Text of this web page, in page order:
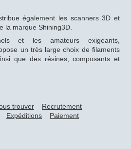
également les scanners 3D et
la marque Shining3D.
et les amateurs exigeants,
un très large choix de filaments
que des résines, composants et
trouver
Recrutement
Expéditions Paiement